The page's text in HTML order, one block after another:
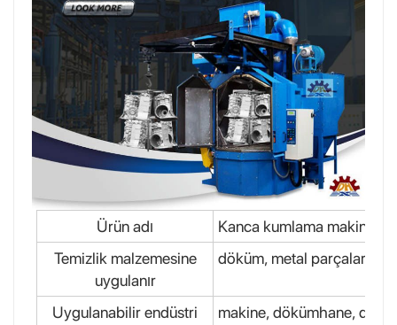
Ürün adı
Kanca kumlama makinesi
Temizlik malzemesine
uygulanır
döküm, metal parçalar,
Uygulanabilir endüstri
makine, dökümhane,